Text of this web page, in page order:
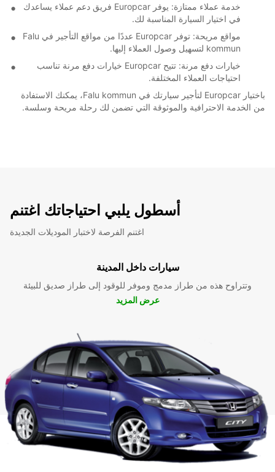
خدمة عملاء ممتازة: يوفر Europcar فريق دعم عملاء يساعدك
في اختيار السيارة المناسبة لك.
مواقع مريحة: توفر Europcar عددًا من مواقع التأجير في Falu
kommun لتسهيل وصول العملاء إليها.
خيارات دفع مرنة: تتيح Europcar خيارات دفع مرنة تناسب
احتياجات العملاء المختلفة.
باختيار Europcar لتأجير سيارتك في Falu kommun، يمكنك الاستفادة
من الخدمة الاحترافية والموثوقة التي تضمن لك رحلة مريحة وسلسة.
أسطول يلبي احتياجاتك اغتنم
اغتنم الفرصة لاختبار الموديلات الجديدة
سيارات داخل المدينة
وتتراوح هذه من طراز مدمج وموفر للوقود إلى طراز صديق للبيئة
عرض المزيد